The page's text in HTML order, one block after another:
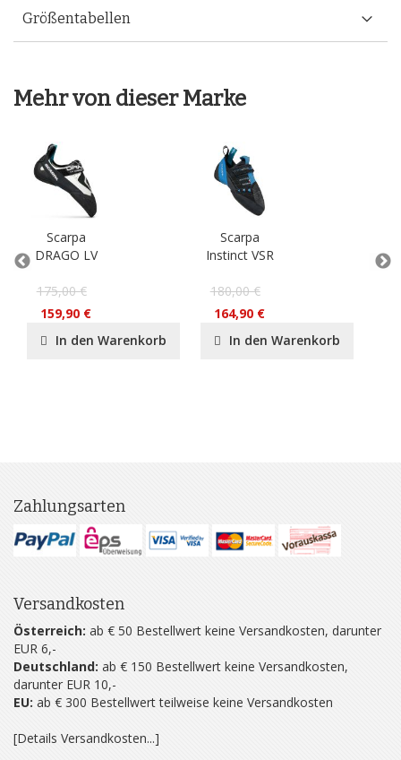
Größentabellen
Mehr von dieser Marke
Scarpa
DRAGO LV
175,00 €
159,90 €
In den Warenkorb
Scarpa
Instinct VSR
180,00 €
164,90 €
In den Warenkorb
Zahlungsarten
Versandkosten
Österreich: ab € 50 Bestellwert keine Versandkosten, darunter
EUR 6,-
Deutschland: ab € 150 Bestellwert keine Versandkosten,
darunter EUR 10,-
EU: ab € 300 Bestellwert teilweise keine Versandkosten
[Details Versandkosten...]